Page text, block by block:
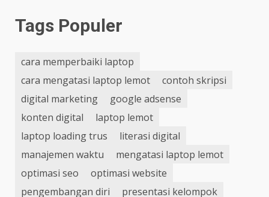
Tags Populer
cara memperbaiki laptop
cara mengatasi laptop lemot
contoh skripsi
digital marketing
google adsense
konten digital
laptop lemot
laptop loading trus
literasi digital
manajemen waktu
mengatasi laptop lemot
optimasi seo
optimasi website
pengembangan diri
presentasi kelompok